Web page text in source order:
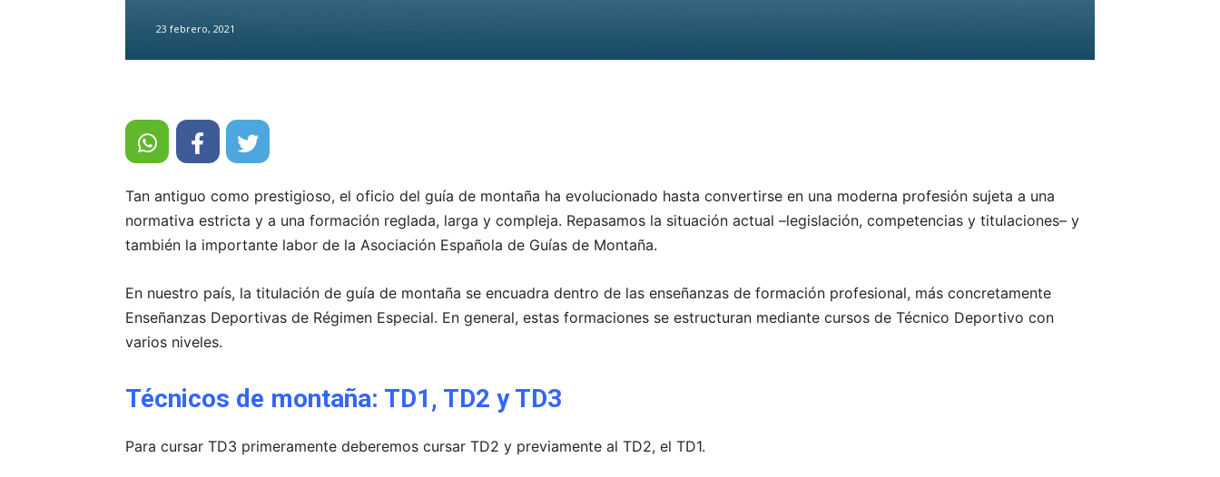
23 febrero, 2021
Tan antiguo como prestigioso, el oficio del guía de montaña ha evolucionado hasta convertirse en una moderna profesión sujeta a una
normativa estricta y a una formación reglada, larga y compleja. Repasamos la situación actual –legislación, competencias y titulaciones– y
también la importante labor de la Asociación Española de Guías de Montaña.
En nuestro país, la titulación de guía de montaña se encuadra dentro de las enseñanzas de formación profesional, más concretamente
Enseñanzas Deportivas de Régimen Especial. En general, estas formaciones se estructuran mediante cursos de Técnico Deportivo con
varios niveles.
Técnicos de montaña: TD1, TD2 y TD3
Para cursar TD3 primeramente deberemos cursar TD2 y previamente al TD2, el TD1.